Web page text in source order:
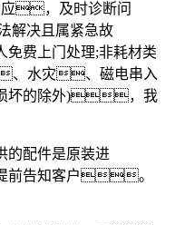
，及时诊断问
解决且属紧急故
费上门处理;非耗材类
、水灾、磁电串入
损坏的除外)，我
的配件是原装进
前告知客户。